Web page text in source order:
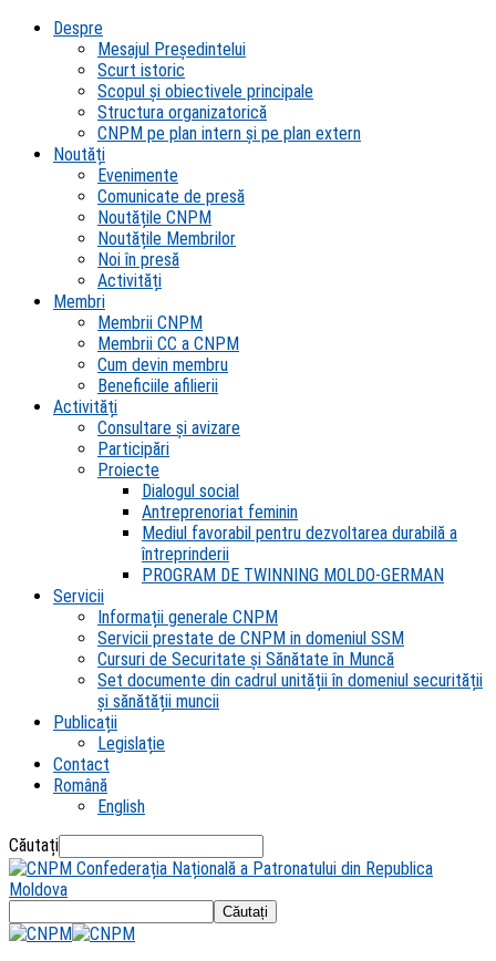
Despre
Mesajul Președintelui
Scurt istoric
Scopul şi obiectivele principale
Structura organizatorică
CNPM pe plan intern şi pe plan extern
Noutăți
Evenimente
Comunicate de presă
Noutățile CNPM
Noutățile Membrilor
Noi în presă
Activități
Membri
Membrii CNPM
Membrii CC a CNPM
Cum devin membru
Beneficiile afilierii
Activități
Consultare și avizare
Participări
Proiecte
Dialogul social
Antreprenoriat feminin
Mediul favorabil pentru dezvoltarea durabilă a
întreprinderii
PROGRAM DE TWINNING MOLDO-GERMAN
Servicii
Informații generale CNPM
Servicii prestate de CNPM in domeniul SSM
Cursuri de Securitate și Sănătate în Muncă
Set documente din cadrul unității în domeniul securității
și sănătății muncii
Publicații
Legislație
Contact
Română
English
Căutați
Confederația Națională a Patronatului din Republica
Moldova